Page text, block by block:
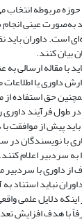
مربوطه انتخاب
به‌صورت عینی
است. داوران باید
بیان کنند.
با مقاله ارسالی
داوری یا اطلاعات
حق استفاده از
طول فرآیند داوری
پیش از موافقت
با نویسندگان در
سردبیر اعلام
از داوری با
نباید استناد به
دلایل علمی
با هدف افزایش